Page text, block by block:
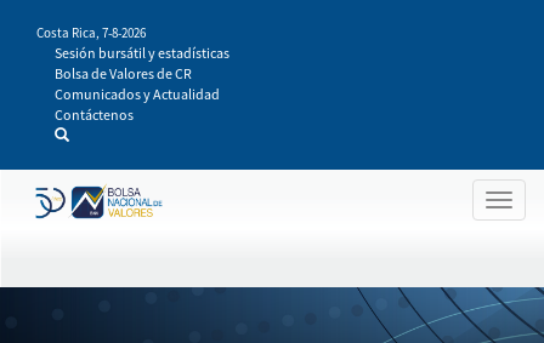
contenido
principal
Costa Rica, 7-8-2026
Sesión bursátil y estadísticas
Bolsa de Valores de CR
Comunicados y Actualidad
Contáctenos